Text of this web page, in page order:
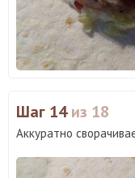
Шаг 14из 18
Аккуратно